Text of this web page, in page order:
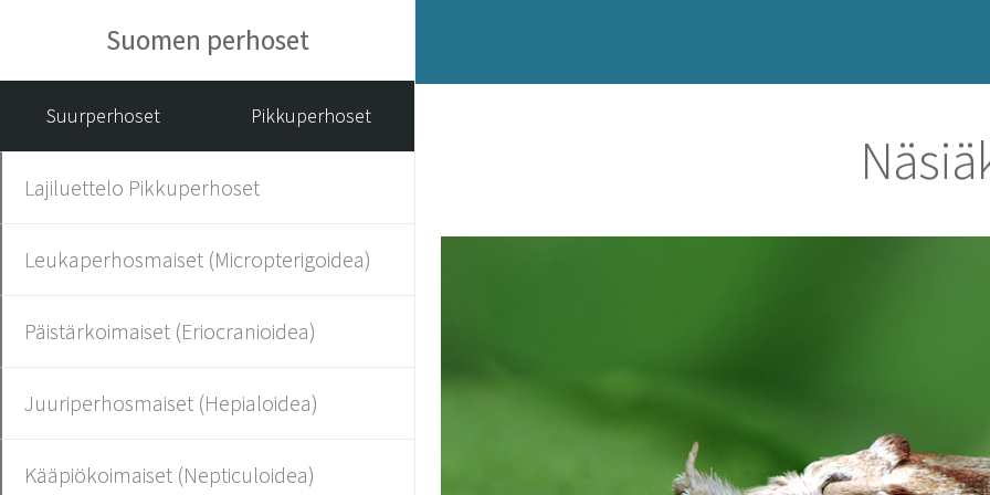
Suomen perhoset
Suurperhoset Pikkuperhoset
Lajiluettelo Pikkuperhoset
Leukaperhosmaiset (Micropterigoidea)
Päistärkoimaiset (Eriocranioidea)
Juuriperhosmaiset (Hepialoidea)
Kääpiökoimaiset (Nepticuloidea)